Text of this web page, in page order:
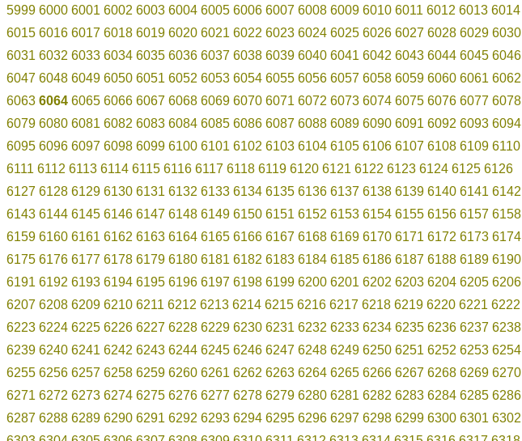
5999 6000 6001 6002 6003 6004 6005 6006 6007 6008 6009 6010 6011 6012 6013 6014
6015 6016 6017 6018 6019 6020 6021 6022 6023 6024 6025 6026 6027 6028 6029 6030
6031 6032 6033 6034 6035 6036 6037 6038 6039 6040 6041 6042 6043 6044 6045 6046
6047 6048 6049 6050 6051 6052 6053 6054 6055 6056 6057 6058 6059 6060 6061 6062
6063 6064 6065 6066 6067 6068 6069 6070 6071 6072 6073 6074 6075 6076 6077 6078
6079 6080 6081 6082 6083 6084 6085 6086 6087 6088 6089 6090 6091 6092 6093 6094
6095 6096 6097 6098 6099 6100 6101 6102 6103 6104 6105 6106 6107 6108 6109 6110
6111 6112 6113 6114 6115 6116 6117 6118 6119 6120 6121 6122 6123 6124 6125 6126
6127 6128 6129 6130 6131 6132 6133 6134 6135 6136 6137 6138 6139 6140 6141 6142
6143 6144 6145 6146 6147 6148 6149 6150 6151 6152 6153 6154 6155 6156 6157 6158
6159 6160 6161 6162 6163 6164 6165 6166 6167 6168 6169 6170 6171 6172 6173 6174
6175 6176 6177 6178 6179 6180 6181 6182 6183 6184 6185 6186 6187 6188 6189 6190
6191 6192 6193 6194 6195 6196 6197 6198 6199 6200 6201 6202 6203 6204 6205 6206
6207 6208 6209 6210 6211 6212 6213 6214 6215 6216 6217 6218 6219 6220 6221 6222
6223 6224 6225 6226 6227 6228 6229 6230 6231 6232 6233 6234 6235 6236 6237 6238
6239 6240 6241 6242 6243 6244 6245 6246 6247 6248 6249 6250 6251 6252 6253 6254
6255 6256 6257 6258 6259 6260 6261 6262 6263 6264 6265 6266 6267 6268 6269 6270
6271 6272 6273 6274 6275 6276 6277 6278 6279 6280 6281 6282 6283 6284 6285 6286
6287 6288 6289 6290 6291 6292 6293 6294 6295 6296 6297 6298 6299 6300 6301 6302